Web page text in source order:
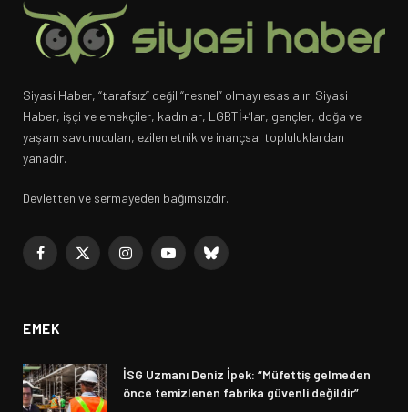
Siyasi Haber, “tarafsız” değil “nesnel” olmayı esas alır. Siyasi
Haber, işçi ve emekçiler, kadınlar, LGBTİ+’lar, gençler, doğa ve
yaşam savunucuları, ezilen etnik ve inançsal topluluklardan
yanadır.
Devletten ve sermayeden bağımsızdır.
Facebook
X
InstagramYouTubeBluesky
EMEK
İSG Uzmanı Deniz İpek: “Müfettiş gelmeden
önce temizlenen fabrika güvenli değildir”